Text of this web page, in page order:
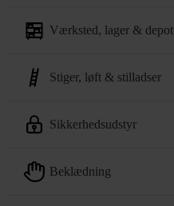
værksted, lager & depot
stiger, løft & stilladser
sikkerhedsudstyr
beklædning